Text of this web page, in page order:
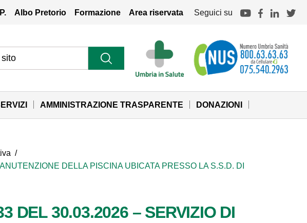
Albo Pretorio Formazione Area riservata Seguici su
AMMINISTRAZIONE TRASPARENTE
DONAZIONI
/
DELLA PISCINA UBICATA PRESSO LA S.S.D. DI
DEL 30.03.2026 – SERVIZIO DI